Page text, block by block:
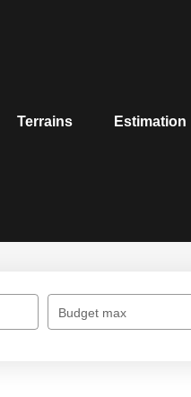
Terrains Estimation
Budget max